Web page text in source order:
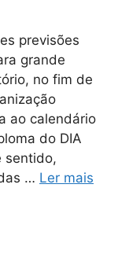
previsões
grande
no fim de
ao calendário
do DIA
sentido,
… Ler mais